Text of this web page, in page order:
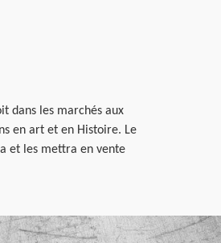
dans les marchés aux
en art et en Histoire. Le
et les mettra en vente